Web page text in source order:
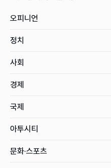
오피니언
정치
사회
경제
국제
아투시티
문화·스포츠